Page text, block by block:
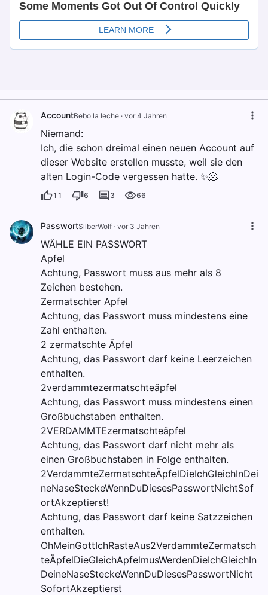
AccountBebo la leche · vor 4 Jahren
Niemand:
Ich, die schon dreimal einen neuen Account auf
dieser Website erstellen musste, weil sie den
alten Login-Code vergessen hatte. ✨🫠
11 6 3 66
PasswortSilberWolf · vor 3 Jahren
WÄHLE EIN PASSWORT
Apfel
Achtung, Passwort muss aus mehr als 8
Zeichen bestehen.
Zermatschter Apfel
Achtung, das Passwort muss mindestens eine
Zahl enthalten.
2 zermatschte Äpfel
Achtung, das Passwort darf keine Leerzeichen
enthalten.
2verdammtezermatschteäpfel
Achtung, das Passwort muss mindestens einen
Großbuchstaben enthalten.
2VERDAMMTEzermatschteäpfel
Achtung, das Passwort darf nicht mehr als
einen Großbuchstaben in Folge enthalten.
2VerdammteZermatschteÄpfelDieIchGleichInDei
neNaseSteckeWennDuDiesesPasswortNichtSof
ortAkzeptierst!
Achtung, das Passwort darf keine Satzzeichen
enthalten.
OhMeinGottIchRasteAus2VerdammteZermatsch
teÄpfelDieGleichApfelmusWerdenDieIchGleichIn
DeineNaseSteckeWennDuDiesesPasswortNicht
SofortAkzeptierst